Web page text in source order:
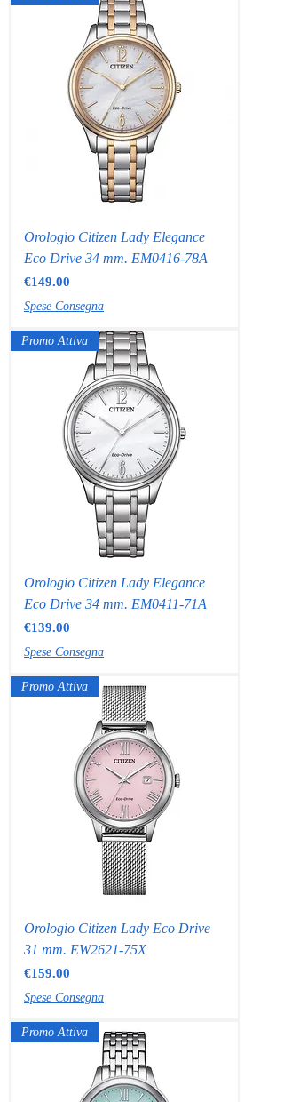
Orologio Citizen Lady Elegance
Eco Drive 34 mm. EM0416-78A
Price
€149.00
Spese Consegna
Promo Attiva
Orologio Citizen Lady Elegance
Eco Drive 34 mm. EM0411-71A
Price
€139.00
Spese Consegna
Promo Attiva
Orologio Citizen Lady Eco Drive
31 mm. EW2621-75X
Price
€159.00
Spese Consegna
Promo Attiva